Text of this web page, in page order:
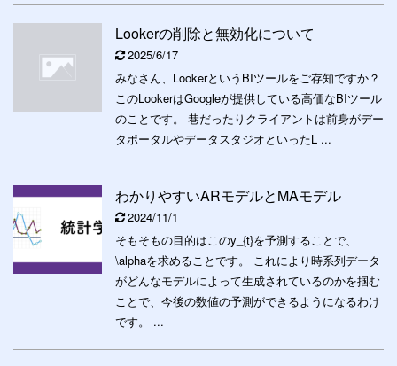
Lookerの削除と無効化について
2025/6/17
みなさん、LookerというBIツールをご存知ですか？
このLookerはGoogleが提供している高価なBIツール
のことです。 巷だったりクライアントは前身がデー
タポータルやデータスタジオといったL ...
わかりやすいARモデルとMAモデル
2024/11/1
そもそもの目的はこのy_{t}を予測することで、
\alphaを求めることです。 これにより時系列データ
がどんなモデルによって生成されているのかを掴む
ことで、今後の数値の予測ができるようになるわけ
です。 ...